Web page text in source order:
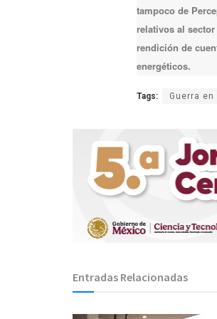
tampoco de
relativos al
rendición de
energéticos.
Tags: Guerra en
Entradas Relacionadas